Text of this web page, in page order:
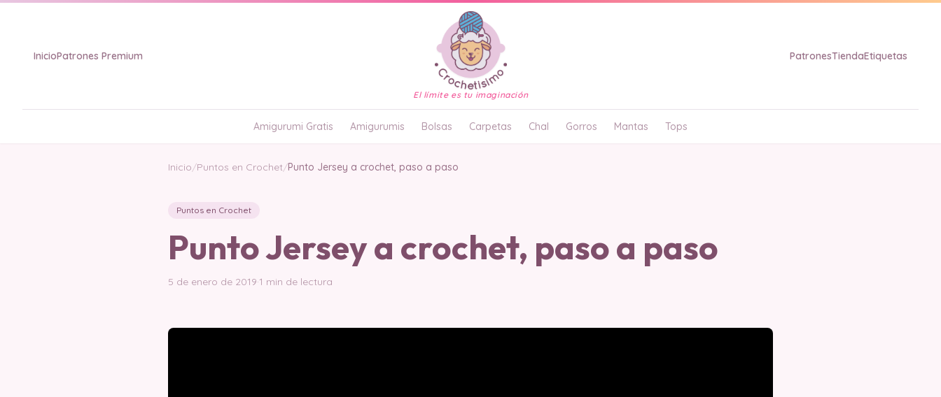
InicioPatrones Premium
El límite es tu imaginación
PatronesTiendaEtiquetas
Amigurumi Gratis Amigurumis Bolsas Carpetas Chal Gorros Mantas Tops
Inicio/Puntos en Crochet/Punto Jersey a crochet, paso a paso
Puntos en Crochet
Punto Jersey a crochet, paso a paso
5 de enero de 2019·1 min de lectura